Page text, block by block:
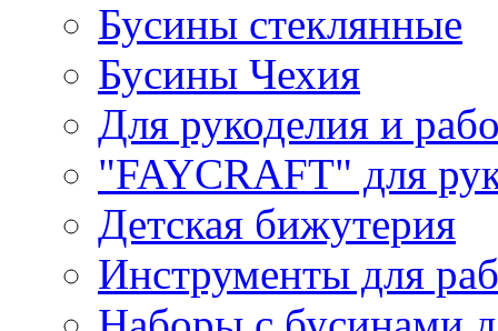
Бусины стеклянные
Бусины Чехия
Для рукоделия и
"FAYCRAFT" для
Детская бижутерия
Инструменты для